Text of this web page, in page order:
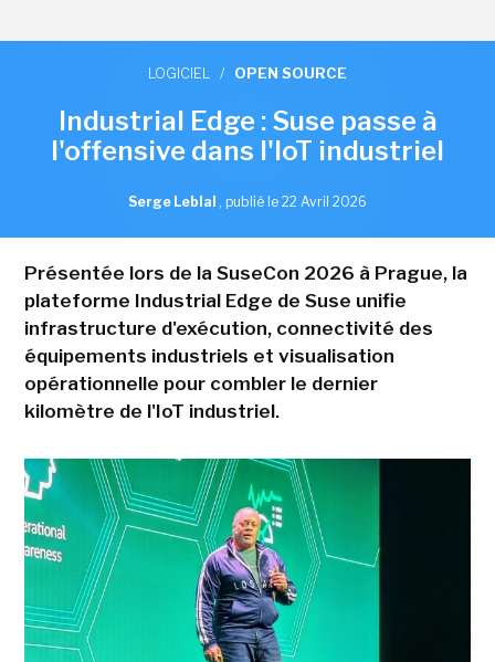
LOGICIEL / OPEN SOURCE
Industrial Edge : Suse passe à
l'offensive dans l'IoT industriel
Serge Leblal , publié le 22 Avril 2026
Présentée lors de la SuseCon 2026 à Prague, la
plateforme Industrial Edge de Suse unifie
infrastructure d'exécution, connectivité des
équipements industriels et visualisation
opérationnelle pour combler le dernier
kilomètre de l'IoT industriel.